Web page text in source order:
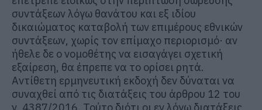
συντάξεων λόγω θανάτου και εξ ιδίου
δικαιώματος καταβολή των επιμέρους εθνικών
συντάξεων, χωρίς τον επίμαχο περιορισμό· αν
ήθελε δε ο νομοθέτης να εισαγάγει σχετική
εξαίρεση, θα έπρεπε να το ορίσει ρητά.
Αντίθετη ερμηνευτική εκδοχή δεν δύναται να
συναχθεί από τις διατάξεις του άρθρου 12 του
ν. 4387/2016. Τούτο διότι οι εν λόγω διατάξεις